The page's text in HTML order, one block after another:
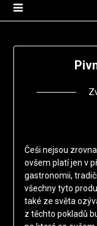
Češi nejsou
ovšem platí jen v
gastronomii,
všechny tyto
také ze světa
z těchto pokladů